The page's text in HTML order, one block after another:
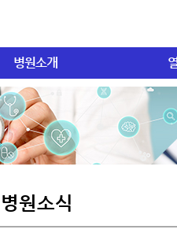
병원소개
병원소식